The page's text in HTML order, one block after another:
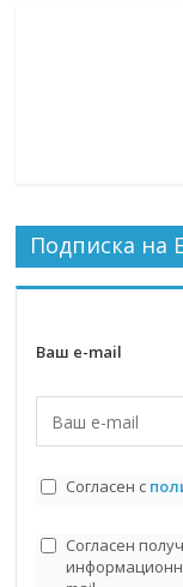
Подписка на
Ваш e-mail
Согласен с
Согласен